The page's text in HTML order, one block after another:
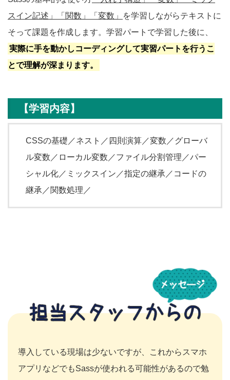
スイン記述」「関数」「変数」
を学習しながらテキストに
そって課題を作成します。学習パートで学習した後に、
実際に手を動かしコーディングして実習パートを行うこ
とで理解が深まります。
【学習内容】
CSSの基礎／ネスト／四則演算／変数／グローバ
ル変数／ローカル変数／ファイル分割管理／パー
シャル化／ミックスイン／指定の継承／コードの
継承／関数処理／
導入している現場は少ないですが、これからスマホ
アプリなどでもSassが使われる可能性があるので勉